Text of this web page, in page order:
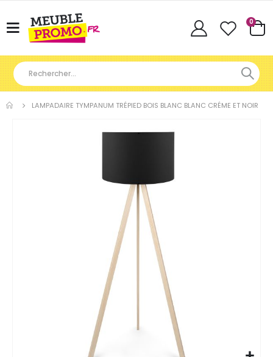
Basculer
Cart
0
LAMPADAIRE TYMPANUM TRÉPIED BOIS BLANC BLANC CRÉME ET NOIR